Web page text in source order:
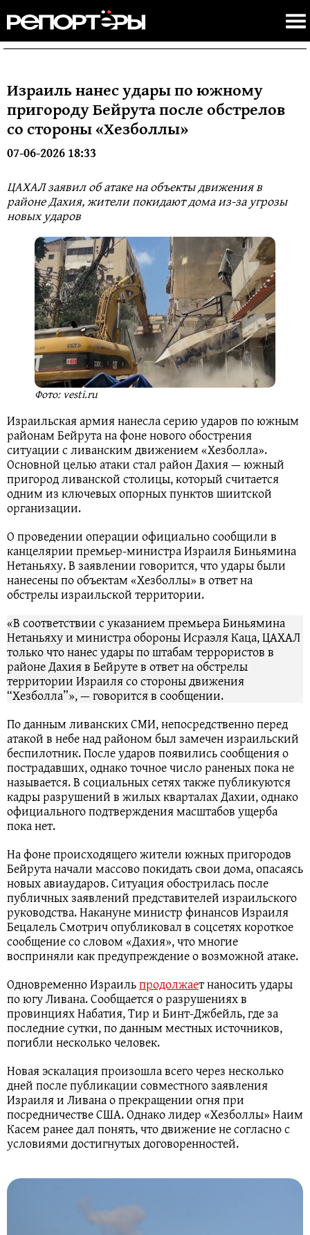
Израиль нанес удары по южному
пригороду Бейрута после обстрелов
со стороны «Хезболлы»
07-06-2026 18:33
ЦАХАЛ заявил об атаке на объекты движения в
районе Дахия, жители покидают дома из-за угрозы
новых ударов
Фото: vesti.ru
Израильская армия нанесла серию ударов по южным
районам Бейрута на фоне нового обострения
ситуации с ливанским движением «Хезболла».
Основной целью атаки стал район Дахия — южный
пригород ливанской столицы, который считается
одним из ключевых опорных пунктов шиитской
организации.
О проведении операции официально сообщили в
канцелярии премьер-министра Израиля Биньямина
Нетаньяху. В заявлении говорится, что удары были
нанесены по объектам «Хезболлы» в ответ на
обстрелы израильской территории.
«В соответствии с указанием премьера Биньямина
Нетаньяху и министра обороны Исраэля Каца, ЦАХАЛ
только что нанес удары по штабам террористов в
районе Дахия в Бейруте в ответ на обстрелы
территории Израиля со стороны движения
“Хезболла”», — говорится в сообщении.
По данным ливанских СМИ, непосредственно перед
атакой в небе над районом был замечен израильский
беспилотник. После ударов появились сообщения о
пострадавших, однако точное число раненых пока не
называется. В социальных сетях также публикуются
кадры разрушений в жилых кварталах Дахии, однако
официального подтверждения масштабов ущерба
пока нет.
На фоне происходящего жители южных пригородов
Бейрута начали массово покидать свои дома, опасаясь
новых авиаударов. Ситуация обострилась после
публичных заявлений представителей израильского
руководства. Накануне министр финансов Израиля
Бецалель Смотрич опубликовал в соцсетях короткое
сообщение со словом «Дахия», что многие
восприняли как предупреждение о возможной атаке.
Одновременно Израильпродолжает наносить удары
по югу Ливана. Сообщается о разрушениях в
провинциях Набатия, Тир и Бинт-Джбейль, где за
последние сутки, по данным местных источников,
погибли несколько человек.
Новая эскалация произошла всего через несколько
дней после публикации совместного заявления
Израиля и Ливана о прекращении огня при
посредничестве США. Однако лидер «Хезболлы» Наим
Касем ранее дал понять, что движение не согласно с
условиями достигнутых договоренностей.